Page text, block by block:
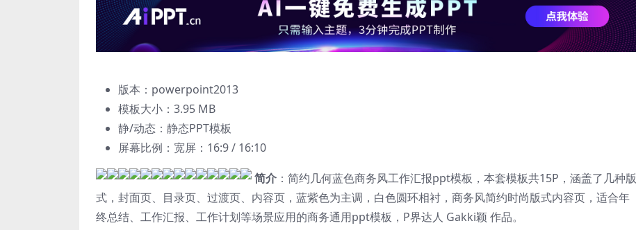
版本：powerpoint2013
模板大小： 3.95 MB
静/动态：静态PPT模板
屏幕比例：宽屏：16:9 / 16:10
简介 ：简约几何蓝色商务风工作汇报ppt模板，本套模板共15P，涵盖了几种版
式，封面页、目录页、过渡页、内容页，蓝紫色为主调，白色圆环相衬，商务风简约时尚版式内容页，适合年
终总结、工作汇报、工作计划等场景应用的商务通用ppt模板，P界达人 Gakki颖 作品。